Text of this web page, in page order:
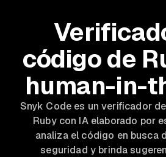
código de
human-in-
Snyk Code es un verificador
Ruby con IA elaborado por
analiza el código en busca
seguridad y brinda